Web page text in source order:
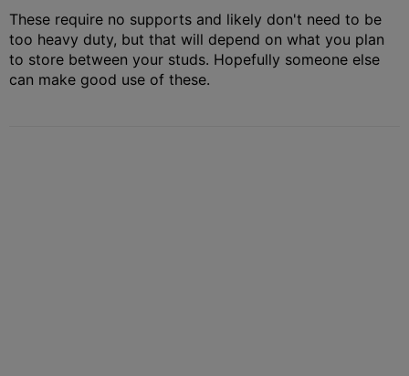
These require no supports and likely don't need to be
too heavy duty, but that will depend on what you plan
to store between your studs. Hopefully someone else
can make good use of these.